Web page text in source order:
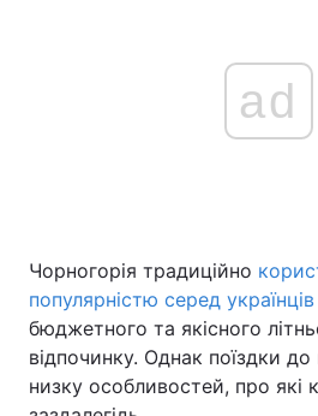
ad
Чорногорія традиційно
популярністю серед українців
бюджетного та якісного
відпочинку. Однак поїздки до
низку особливостей, про які